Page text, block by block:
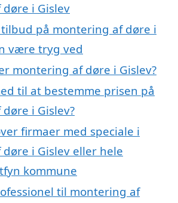
i Gislev
tilbud på montering af døre i
være tryg ved
montering af døre i Gislev?
til at bestemme prisen på
i Gislev?
firmaer med speciale i
i Gislev eller hele
kommune
til montering af